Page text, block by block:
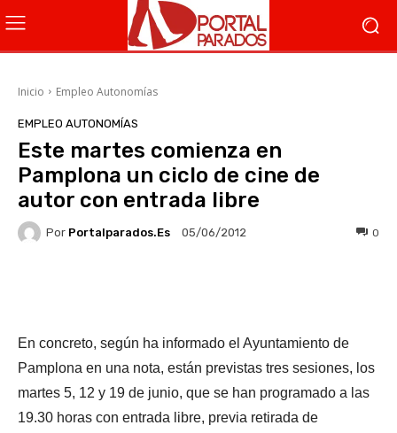
Inicio Empleo Autonomías
EMPLEO AUTONOMÍAS
Este martes comienza en
Pamplona un ciclo de cine de
autor con entrada libre
Por Portalparados.es 05/06/2012 0
En concreto, según ha informado el Ayuntamiento de
Pamplona en una nota, están previstas tres sesiones, los
martes 5, 12 y 19 de junio, que se han programado a las
19.30 horas con entrada libre, previa retirada de